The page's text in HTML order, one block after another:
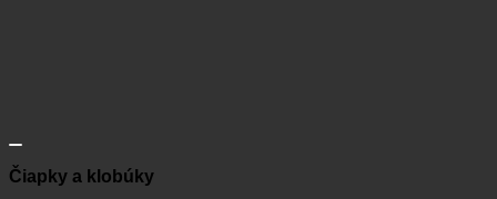
Čiapky a klobúky